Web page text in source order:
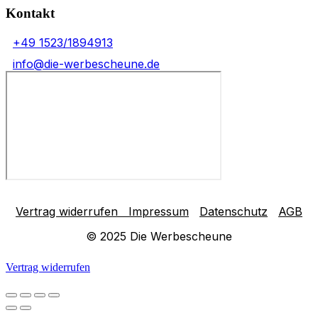
Kontakt
+49 1523/1894913
info@die-werbescheune.de
© 2025 Die Werbescheune
Vertrag widerrufen Impressum Datenschutz AGB
Vertrag widerrufen